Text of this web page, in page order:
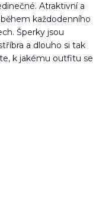
Atraktivní a
každodenního
Šperky jsou
a dlouho si tak
k jakému outfitu se